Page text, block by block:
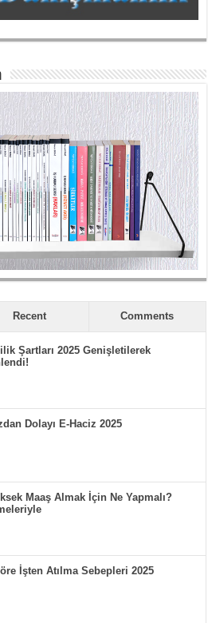
Recent Comments
Şartları 2025 Genişletilerek
Dolayı E-Haciz 2025
Maaş Almak İçin Ne Yapmalı?
İşten Atılma Sebepleri 2025